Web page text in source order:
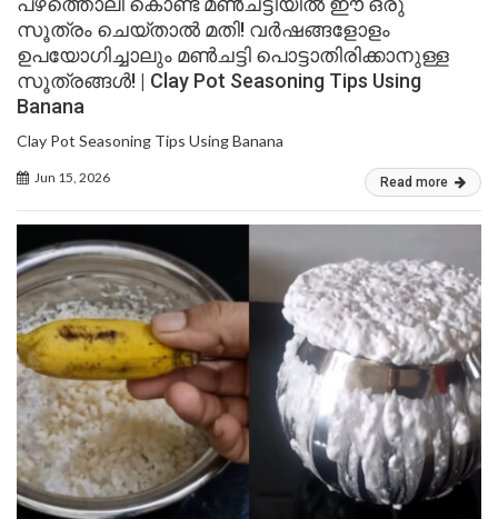
സൂത്രം ചെയ്താൽ മതി! വർഷങ്ങളോളം
ഉപയോഗിച്ചാലും മൺചട്ടി പൊട്ടാതിരിക്കാനുള്ള
സൂത്രങ്ങൾ! | Clay Pot Seasoning Tips Using
Banana
Clay Pot Seasoning Tips Using Banana
Jun 15, 2026 Read more